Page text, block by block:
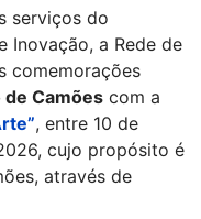
serviços do
Inovação, a Rede de
comemorações
Camões com a
, entre 10 de
cujo propósito é
através de